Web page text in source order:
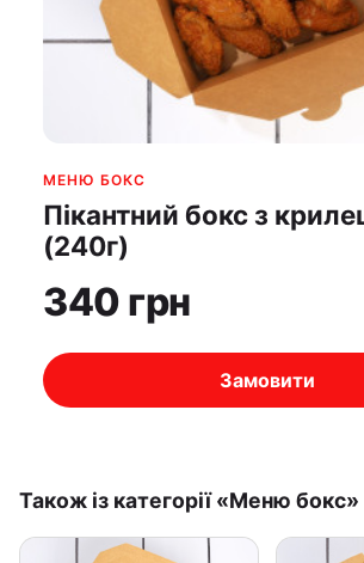
МЕНЮ БОКС
Пікантний бокс з
(240г)
340 грн
Замовити
Також із категорії «Меню бокс»